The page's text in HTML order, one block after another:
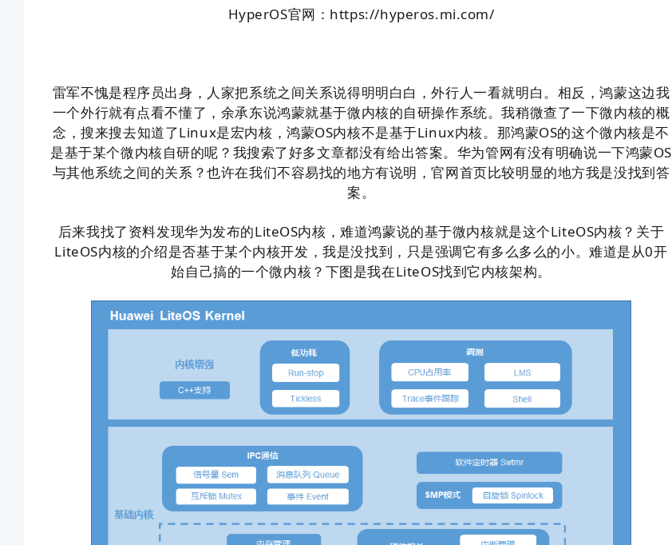
HyperOS官网 ： https://hyperos.mi.com/
雷军不愧是程序员出身，人家把系统之间关系说得明明白白，外行人一看就明白。相反，鸿蒙这边我
一个外行就有点看不懂了，余承东说鸿蒙就基于微内核的自研操作系统。我稍微查了一下微内核的概
念 ，搜来搜去知道了Linux是宏内核，鸿蒙OS内核不是基于Linux内核。那鸿蒙OS的这个微内核是不
是基于某个微内核自研的呢？我搜索了好多文章都没有给出答案。华为管网有没有明确说一下鸿蒙OS
与其他系统之间的关系？也许在我们不容易找的地方有说明，官网首页比较明显的地方我是没找到答
案。
后来我找了资料发现华为发布的LiteOS内核，难道鸿蒙说的基于微内核就是这个LiteOS内核？关于
LiteOS内核的介绍是否基于某个内核开发，我是没找到，只是强调它有多么多么的小。难道是从0开
始自己搞的一个微内核？下图是我在LiteOS找到它内核架构。